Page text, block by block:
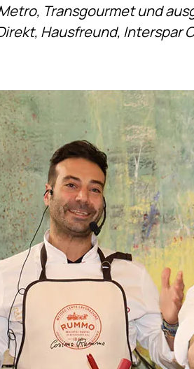
Transgourmet und
Hausfreund, Interspar